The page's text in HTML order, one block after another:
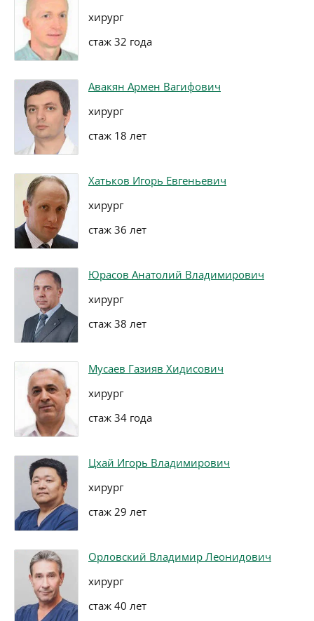
хирург
стаж 32 года
Авакян Армен Вагифович
хирург
стаж 18 лет
Хатьков Игорь Евгеньевич
хирург
стаж 36 лет
Юрасов Анатолий Владимирович
хирург
стаж 38 лет
Мусаев Газияв Хидисович
хирург
стаж 34 года
Цхай Игорь Владимирович
хирург
стаж 29 лет
Орловский Владимир Леонидович
хирург
стаж 40 лет